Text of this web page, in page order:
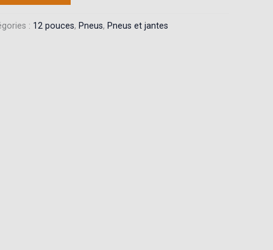
: 12 pouces, Pneus, Pneus et jantes